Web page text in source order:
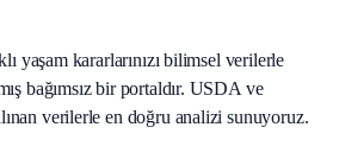
yaşam kararlarınızı bilimsel verilerle
bağımsız bir portaldır. USDA ve
verilerle en doğru analizi sunuyoruz.